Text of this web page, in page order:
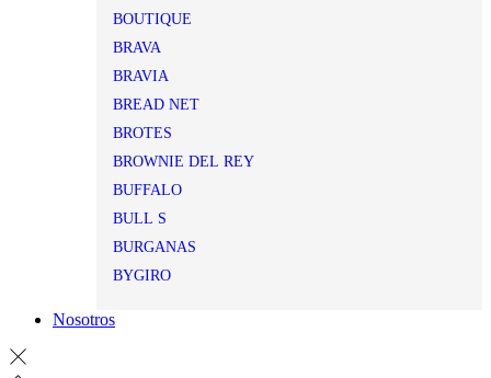
BOUTIQUE
BRAVA
BRAVIA
BREAD NET
BROTES
BROWNIE DEL REY
BUFFALO
BULL S
BURGANAS
BYGIRO
Nosotros